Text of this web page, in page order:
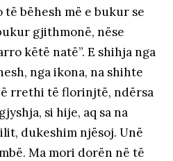
bëhesh më e bukur se
gjithmonë, nëse
këtë natë”. E shihja nga
nga ikona, na shihte
rrethi të florinjtë, ndërsa
si hije, aq sa na
dukeshim njësoj. Unë
Ma mori dorën në të